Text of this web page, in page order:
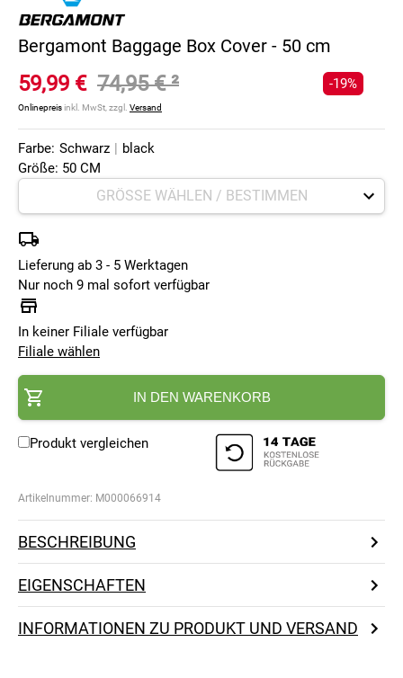
Bergamont Baggage Box Cover - 50 cm
59,99 € 74,95 €²
Onlinepreisinkl. MwSt, zzgl. Versand
-19%
Farbe: Schwarz | black
Größe: 50 CM
Lieferung ab 3 - 5 Werktagen
Nur noch 9 mal sofort verfügbar
In keiner Filiale verfügbar
Filiale wählen
IN DEN WARENKORB
Produkt vergleichen
Artikelnummer: M000066914
BESCHREIBUNG
EIGENSCHAFTEN
INFORMATIONEN ZU PRODUKT UND VERSAND